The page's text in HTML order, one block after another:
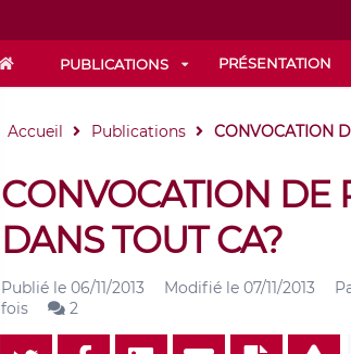
PUBLICATIONS PRÉSENTATION
Accueil Publications CONVOCATION
CONVOCATION DE
DANS TOUT CA?
Publié le 06/11/2013 Modifié le 07/11/2013
fois
2